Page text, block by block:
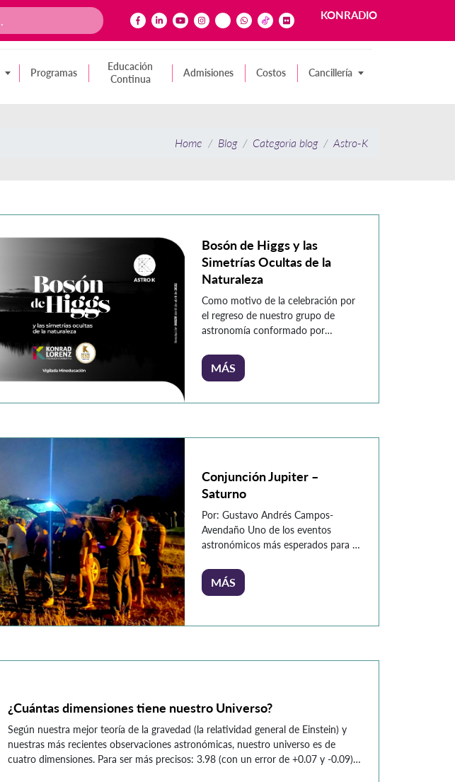
KONRADIO
Programas
Educación
Continua
Admisiones Costos Cancillería
Home Blog Categoria blog Astro-K
Bosón de Higgs y las
Simetrías Ocultas de la
Naturaleza
Como motivo de la celebración por
el regreso de nuestro grupo de
astronomía conformado por
grupo de divulgación científica
Astro-K 2.0 vuelve a invitar a la
hablemos un poco de la ciencia de
actividad en torno a la reactivación
MÁS
Conjunción Jupiter –
Saturno
Por: Gustavo Andrés Campos-
Avendaño Uno de los eventos
astronómicos más esperados para el
año 2020 (y no es precisamente la
estrella de Belén) es la conjunción de
MÁS
¿Cuántas dimensiones tiene nuestro Universo?
Según nuestra mejor teoría de la gravedad (la relatividad general de Einstein) y
nuestras más recientes observaciones astronómicas, nuestro universo es de
cuatro dimensiones. Para ser más precisos: 3.98 (con un error de +0.07 y -0.09)